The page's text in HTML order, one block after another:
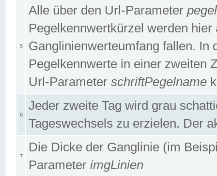
5
Alle über den Url-Parameter
Pegelkennwertkürzel werden
Ganglinienwerteumfang fallen. In
Pegelkennwerte in einer zweiten
Url-Parameter schriftPegelname
6
Jeder zweite Tag wird grau
Tageswechsels zu erzielen. Der
7
Die Dicke der Ganglinie (im
Parameter imgLinien